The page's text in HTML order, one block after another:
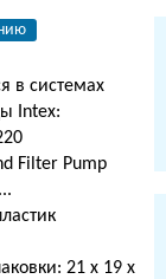
в системах
Intex:
Filter Pump
21 х 19 х